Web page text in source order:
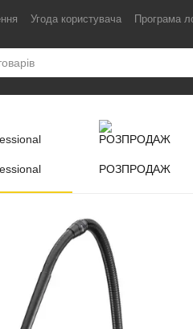
Угода користувача Програма
РОЗПРОДАЖ